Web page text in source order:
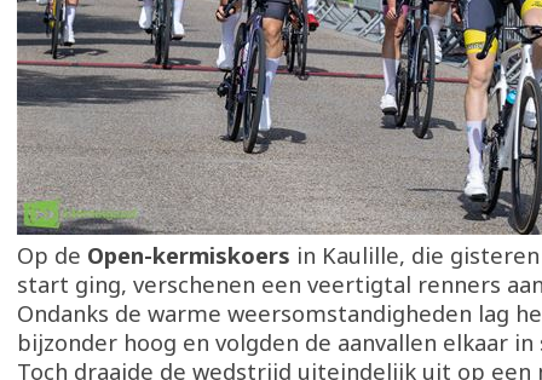
Op de Open-kermiskoers in Kaulille, die
start ging, verschenen een veertigtal renners
Ondanks de warme weersomstandigheden lag
bijzonder hoog en volgden de aanvallen elkaar
Toch draaide de wedstrijd uiteindelijk uit op een